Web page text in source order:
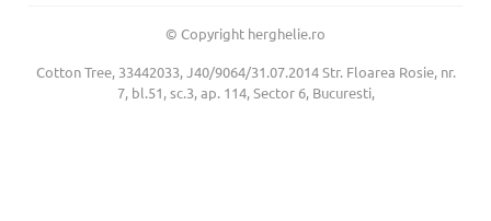
© Copyright herghelie.ro
Cotton Tree, 33442033, J40/9064/31.07.2014 Str. Floarea Rosie, nr.
7, bl.51, sc.3, ap. 114, Sector 6, Bucuresti,